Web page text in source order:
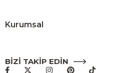
Kurumsal
BİZİ TAKİP EDİN